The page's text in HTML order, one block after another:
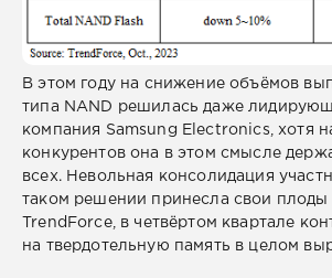
В этом году на снижение объёмов
типа NAND решилась даже
компания Samsung Electronics, хотя
конкурентов она в этом смысле
всех. Невольная консолидация
таком решении принесла свои плоды
TrendForce, в четвёртом квартале
на твердотельную память в целом